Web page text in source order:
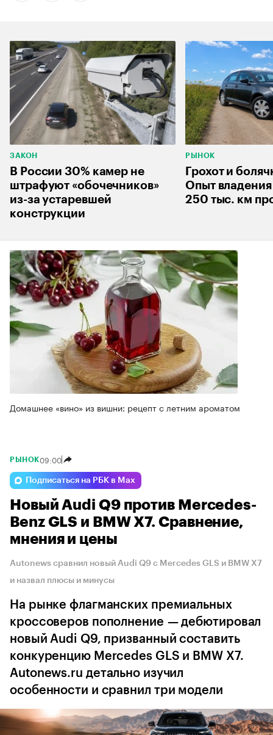
ЗАКОН
В России 30% камер не
штрафуют «обочечников»
из-за устаревшей
конструкции
РЫНОК
Грохот и
Опыт
250 тыс. км
Домашнее «вино» из вишни: рецепт с летним ароматом
РЫНОК09:00
Подписаться на РБК в Max
Новый Audi Q9 против Mercedes-
Benz GLS и BMW X7. Сравнение,
мнения и цены
Autonews сравнил новый Audi Q9 с Mercedes GLS и BMW X7
и назвал плюсы и минусы
На рынке флагманских премиальных
кроссоверов пополнение — дебютировал
новый Audi Q9, призванный составить
конкуренцию Mercedes GLS и BMW X7.
Autonews.ru детально изучил
особенности и сравнил три модели